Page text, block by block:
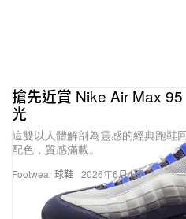
Footwear 球鞋
搶先近賞 Nike Air Max
光
這雙以人體解剖為靈感的經典跑鞋
配色，質感滿載。
2026年6月4日